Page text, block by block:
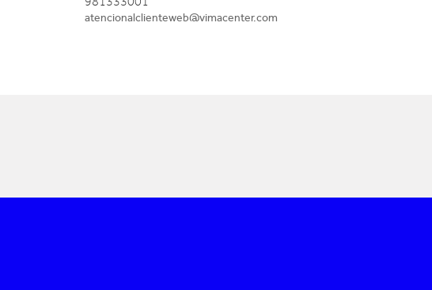
atencionalclienteweb@vimacenter.com